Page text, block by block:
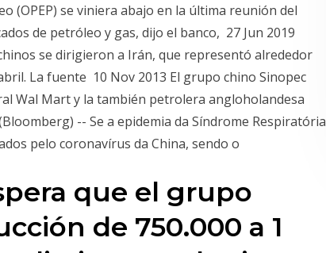
(OPEP) se viniera abajo en la última reunión del
de petróleo y gas, dijo el banco, 27 Jun 2019
se dirigieron a Irán, que representó alrededor
La fuente 10 Nov 2013 El grupo chino Sinopec
Wal Mart y la también petrolera angloholandesa
-- Se a epidemia da Síndrome Respiratória
pelo coronavírus da China, sendo o
que el grupo
de 750.000 a 1